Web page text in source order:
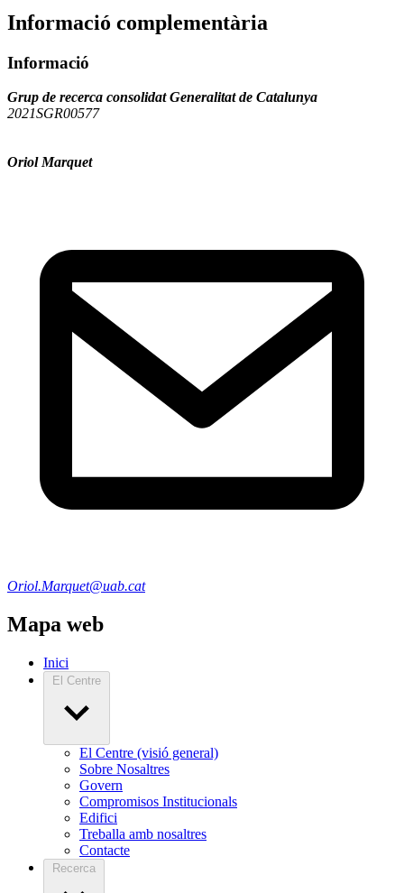
Informació complementària
Informació
Grup de recerca consolidat Generalitat de Catalunya
2021SGR00577
Oriol Marquet
Oriol.Marquet@uab.cat
Mapa web
Inici
El Centre
El Centre (visió general)
Sobre Nosaltres
Govern
Compromisos Institucionals
Edifici
Treballa amb nosaltres
Contacte
Recerca